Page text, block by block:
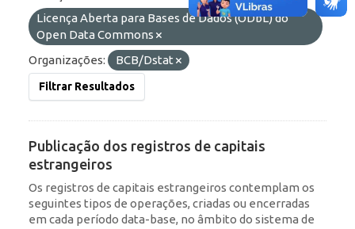
Licença Aberta para Bases de Dados (ODbL) do
Open Data Commons
Organizações:
BCB/Dstat
Filtrar Resultados
Publicação dos registros de capitais
estrangeiros
Os registros de capitais estrangeiros contemplam os
seguintes tipos de operações, criadas ou encerradas
em cada período data-base, no âmbito do sistema de